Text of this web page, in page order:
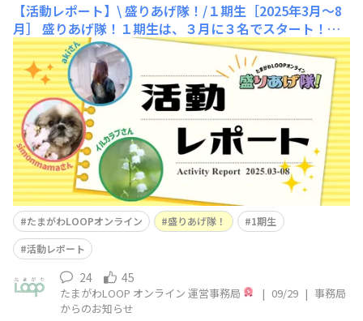
【活動レポート】\ 盛りあげ隊！/１期生［2025年3月～8
月］
盛りあげ隊！１期生は、３月に３名でスタート！８
月までの約半年間、月に一度の作戦会議を行い、玉川高島
屋Ｓ.Ｃ.の魅力発信と ｢たまがわLOOPオンライン｣ コミュ
ニティの活性化に取り組みました。盛りあげ隊！メンバー
と、たまがわLOOPオンライン運営事務局でつくる ｢たま
がわLOOPオンライン｣ コミュ
たまがわLOOPオンライン 盛りあげ隊！
1期生
活動レポート
24 45
たまがわLOOP オンライン 運営事務局 | 09/29 | 事務局
からのお知らせ